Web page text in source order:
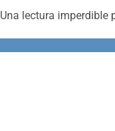
Una lectura imperdible